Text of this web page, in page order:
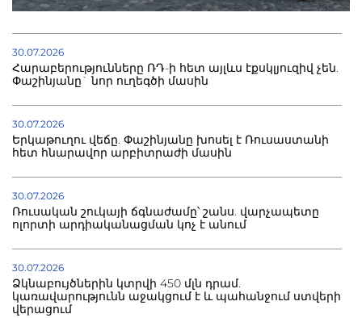
30.07.2026
Հարաբերությունները ՌԴ-ի հետ այլևս էքսկլյուզիվ չեն.
Փաշինյանը` նոր ուղեգծի մասին
30.07.2026
Երկաթուղու վեճը. Փաշինյանը խոսել է Ռուսաստանի
հետ հնարավոր արբիտրաժի մասին
30.07.2026
Ռուսական շուկայի ճգնաժամը՝ շանս. վարչապետը
ոլորտի արդիականացման կոչ է անում
30.07.2026
Ձկնաբույծներին կտրվի 450 մլն դրամ.
կառավարությունն աջակցում է և պահանջում ստվերի
վերացում